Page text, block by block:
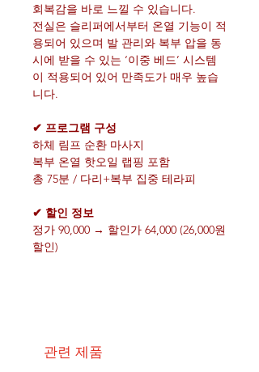
회복감을 바로 느낄 수 있습니다.
전실은 슬리퍼에서부터 온열 기능이 적
용되어 있으며 발 관리와 복부 압을 동
시에 받을 수 있는 ‘이중 베드’ 시스템
이 적용되어 있어 만족도가 매우 높습
니다.
✔ 프로그램 구성
하체 림프 순환 마사지
복부 온열 핫오일 랩핑 포함
총 75분 / 다리+복부 집중 테라피
✔ 할인 정보
정가 90,000 → 할인가 64,000 (26,000원
할인)
관련 제품